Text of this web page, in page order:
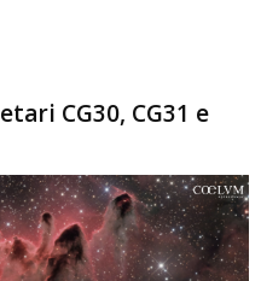
CG30, CG31 e